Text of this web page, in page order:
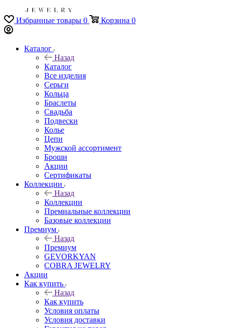
Избранные товары 0 Корзина 0
Каталог
Назад
Каталог
Все изделия
Серьги
Кольца
Браслеты
Свадьба
Подвески
Колье
Цепи
Мужской ассортимент
Броши
Акции
Сертификаты
Коллекции
Назад
Коллекции
Премиальные коллекции
Базовые коллекции
Премиум
Назад
Премиум
GEVORKYAN
COBRA JEWELRY
Акции
Как купить
Назад
Как купить
Условия оплаты
Условия доставки